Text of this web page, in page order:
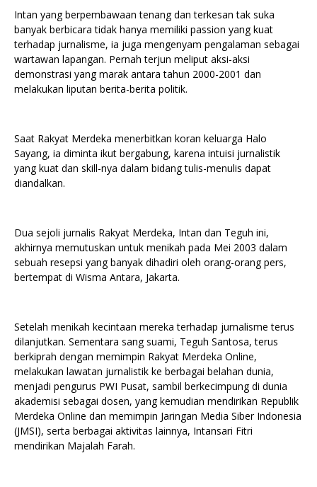
Intan yang berpembawaan tenang dan terkesan tak suka
banyak berbicara tidak hanya memiliki passion yang kuat
terhadap jurnalisme, ia juga mengenyam pengalaman sebagai
wartawan lapangan. Pernah terjun meliput aksi-aksi
demonstrasi yang marak antara tahun 2000-2001 dan
melakukan liputan berita-berita politik.
Saat Rakyat Merdeka menerbitkan koran keluarga Halo
Sayang, ia diminta ikut bergabung, karena intuisi jurnalistik
yang kuat dan skill-nya dalam bidang tulis-menulis dapat
diandalkan.
Dua sejoli jurnalis Rakyat Merdeka, Intan dan Teguh ini,
akhirnya memutuskan untuk menikah pada Mei 2003 dalam
sebuah resepsi yang banyak dihadiri oleh orang-orang pers,
bertempat di Wisma Antara, Jakarta.
Setelah menikah kecintaan mereka terhadap jurnalisme terus
dilanjutkan. Sementara sang suami, Teguh Santosa, terus
berkiprah dengan memimpin Rakyat Merdeka Online,
melakukan lawatan jurnalistik ke berbagai belahan dunia,
menjadi pengurus PWI Pusat, sambil berkecimpung di dunia
akademisi sebagai dosen, yang kemudian mendirikan Republik
Merdeka Online dan memimpin Jaringan Media Siber Indonesia
(JMSI), serta berbagai aktivitas lainnya, Intansari Fitri
mendirikan Majalah Farah.